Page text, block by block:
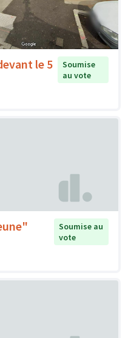
le 5
Soumise
au vote
Soumise au
vote